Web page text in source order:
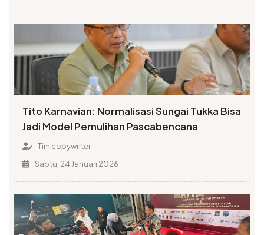
Tito Karnavian: Normalisasi Sungai Tukka Bisa
Jadi Model Pemulihan Pascabencana
Tim copywriter
Sabtu, 24 Januari 2026